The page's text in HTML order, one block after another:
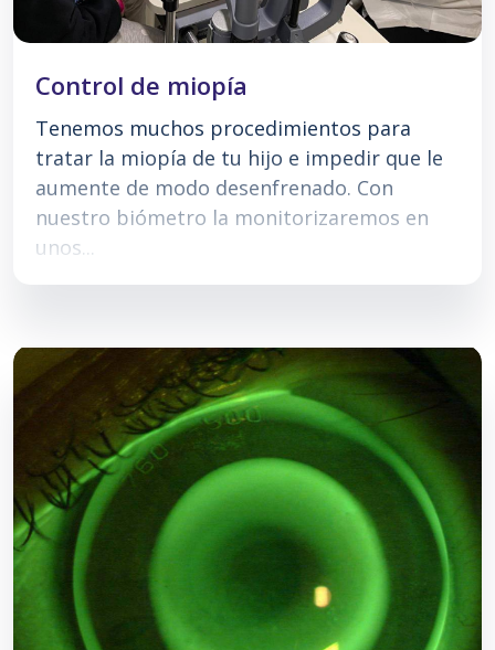
Control de miopía
Tenemos muchos procedimientos para
tratar la miopía de tu hijo e impedir que le
aumente de modo desenfrenado. Con
nuestro biómetro la monitorizaremos en
unos...